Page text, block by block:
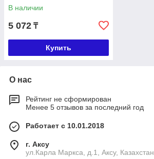
В наличии
5 072 ₸
Купить
О нас
Рейтинг не сформирован
Менее 5 отзывов за последний год
Работает с 10.01.2018
г. Аксу
ул.Карла Маркса, д.1, Аксу, Казахстан